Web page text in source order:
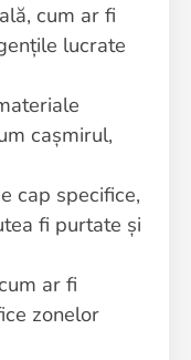
cum ar fi
lucrate
cașmirul,
cap specifice,
fi purtate și
ar fi
zonelor